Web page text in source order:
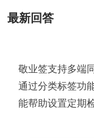
最新回答
敬业签支持多端
通过分类标签功
能帮助设置定期